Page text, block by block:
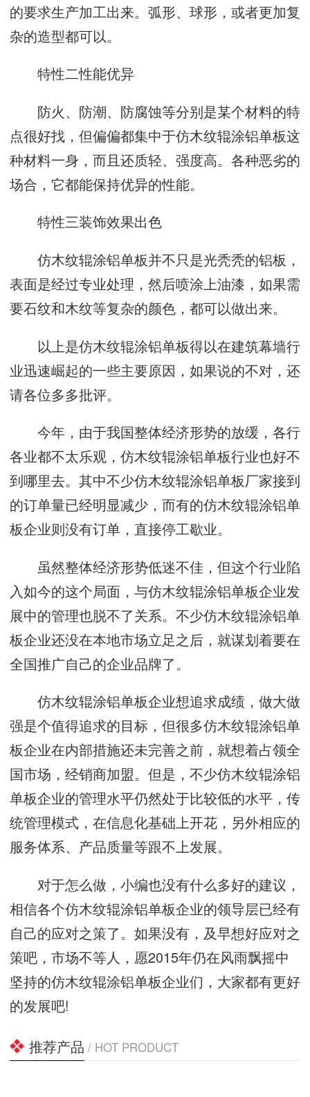
的要求生产加工出来。弧形、球形，或者更加复
杂的造型都可以。
特性二性能优异
防火、防潮、防腐蚀等分别是某个材料的特
点很好找，但偏偏都集中于仿木纹辊涂铝单板这
种材料一身，而且还质轻、强度高。各种恶劣的
场合，它都能保持优异的性能。
特性三装饰效果出色
仿木纹辊涂铝单板并不只是光秃秃的铝板，
表面是经过专业处理，然后喷涂上油漆，如果需
要石纹和木纹等复杂的颜色，都可以做出来。
以上是仿木纹辊涂铝单板得以在建筑幕墙行
业迅速崛起的一些主要原因，如果说的不对，还
请各位多多批评。
今年，由于我国整体经济形势的放缓，各行
各业都不太乐观，仿木纹辊涂铝单板行业也好不
到哪里去。其中不少仿木纹辊涂铝单板厂家接到
的订单量已经明显减少，而有的仿木纹辊涂铝单
板企业则没有订单，直接停工歇业。
虽然整体经济形势低迷不佳，但这个行业陷
入如今的这个局面，与仿木纹辊涂铝单板企业发
展中的管理也脱不了关系。不少仿木纹辊涂铝单
板企业还没在本地市场立足之后，就谋划着要在
全国推广自己的企业品牌了。
仿木纹辊涂铝单板企业想追求成绩，做大做
强是个值得追求的目标，但很多仿木纹辊涂铝单
板企业在内部措施还未完善之前，就想着占领全
国市场，经销商加盟。但是，不少仿木纹辊涂铝
单板企业的管理水平仍然处于比较低的水平，传
统管理模式，在信息化基础上开花，另外相应的
服务体系、产品质量等跟不上发展。
对于怎么做，小编也没有什么多好的建议，
相信各个仿木纹辊涂铝单板企业的领导层已经有
自己的应对之策了。如果没有，及早想好应对之
策吧，市场不等人，愿2015年仍在风雨飘摇中
坚持的仿木纹辊涂铝单板企业们，大家都有更好
的发展吧!
推荐产品 / HOT PRODUCT